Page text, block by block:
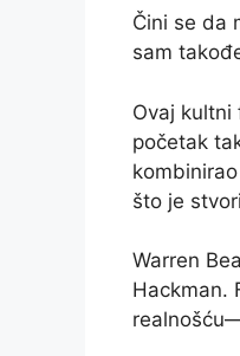
Čini se da
sam
Ovaj kultni
početak
što je
Warren
Hackman.